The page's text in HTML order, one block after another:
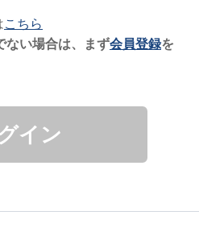
こちら
ない場合は、まず会員登録を
イン